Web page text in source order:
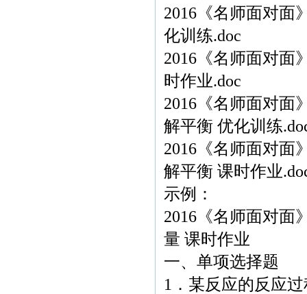
2016《名师面对面
化训练.doc
2016《名师面对面
时作业.doc
2016《名师面对面
解平衡 优化训练
2016《名师面对面
解平衡 课时作业
示例：
2016《名师面对面
量 课时作业
一、单项选择题
1．某反应的反应